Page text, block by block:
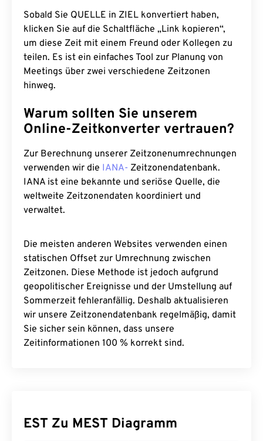
Sobald Sie QUELLE in ZIEL konvertiert haben,
klicken Sie auf die Schaltfläche „Link kopieren“,
um diese Zeit mit einem Freund oder Kollegen zu
teilen. Es ist ein einfaches Tool zur Planung von
Meetings über zwei verschiedene Zeitzonen
hinweg.
Warum sollten Sie unserem
Online-Zeitkonverter vertrauen?
Zur Berechnung unserer Zeitzonenumrechnungen
verwenden wir die IANA- Zeitzonendatenbank.
IANA ist eine bekannte und seriöse Quelle, die
weltweite Zeitzonendaten koordiniert und
verwaltet.
Die meisten anderen Websites verwenden einen
statischen Offset zur Umrechnung zwischen
Zeitzonen. Diese Methode ist jedoch aufgrund
geopolitischer Ereignisse und der Umstellung auf
Sommerzeit fehleranfällig. Deshalb aktualisieren
wir unsere Zeitzonendatenbank regelmäßig, damit
Sie sicher sein können, dass unsere
Zeitinformationen 100 % korrekt sind.
EST Zu MEST Diagramm